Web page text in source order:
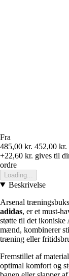
Fra
485,00 kr. 452,00 kr.
+22,60 kr. gives til
ordre
Loading...
Beskrivelse
Arsenal
adidas, er et must-
støtte til det ikoniske
mænd, kombinerer
træning eller
Fremstillet af
optimal komfort og